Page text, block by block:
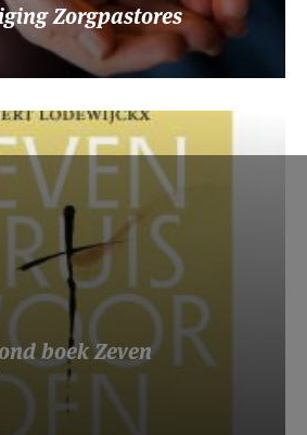
Zorgpastores
boek Zeven